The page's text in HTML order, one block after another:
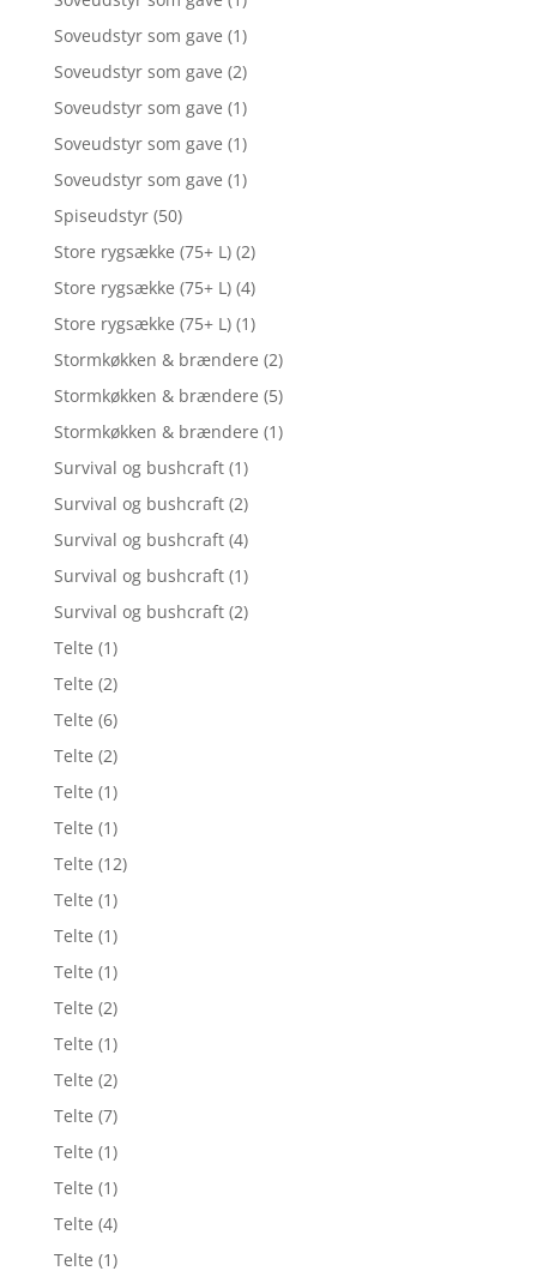
Soveudstyr som gave (1)
Soveudstyr som gave (2)
Soveudstyr som gave (1)
Soveudstyr som gave (1)
Soveudstyr som gave (1)
Spiseudstyr (50)
Store rygsække (75+ L) (2)
Store rygsække (75+ L) (4)
Store rygsække (75+ L) (1)
Stormkøkken & brændere (2)
Stormkøkken & brændere (5)
Stormkøkken & brændere (1)
Survival og bushcraft (1)
Survival og bushcraft (2)
Survival og bushcraft (4)
Survival og bushcraft (1)
Survival og bushcraft (2)
Telte (1)
Telte (2)
Telte (6)
Telte (2)
Telte (1)
Telte (1)
Telte (12)
Telte (1)
Telte (1)
Telte (1)
Telte (2)
Telte (1)
Telte (2)
Telte (7)
Telte (1)
Telte (1)
Telte (4)
Telte (1)